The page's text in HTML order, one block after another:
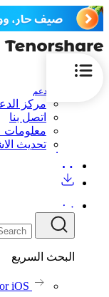
الدعم
مركز
اتصل بنا
معلومات
تحديث
البحث السريع
iOS